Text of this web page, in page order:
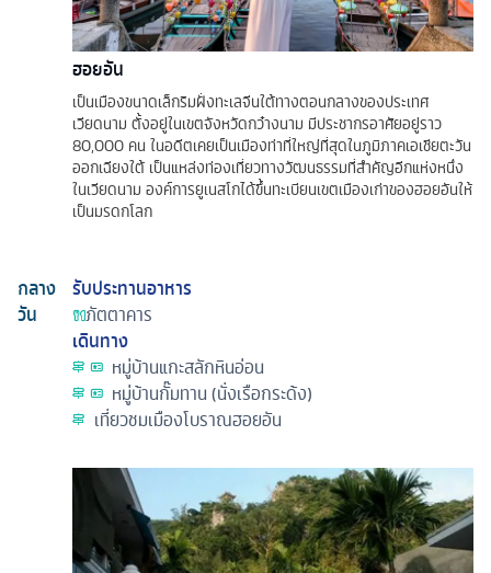
ฮอยอัน
เป็นเมืองขนาดเล็กริมฝั่งทะเลจีนใต้ทางตอนกลางของประเทศ
เวียดนาม ตั้งอยู่ในเขตจังหวัดกว๋างนาม มีประชากรอาศัยอยู่ราว
80,000 คน ในอดีตเคยเป็นเมืองท่าที่ใหญ่ที่สุดในภูมิภาคเอเชียตะวัน
ออกเฉียงใต้ เป็นแหล่งท่องเที่ยวทางวัฒนธรรมที่สำคัญอีกแห่งหนึ่ง
ในเวียดนาม องค์การยูเนสโกได้ขึ้นทะเบียนเขตเมืองเก่าของฮอยอันให้
เป็นมรดกโลก
กลาง
วัน
รับประทานอาหาร
ภัตตาคาร
เดินทาง
หมู่บ้านแกะสลักหินอ่อน
หมู่บ้านกั๊มทาน (นั่งเรือกระด้ง)
เที่ยวชมเมืองโบราณฮอยอัน